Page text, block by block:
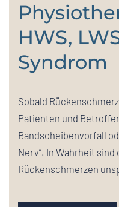
HWS,
Syndrom
Sobald
Patienten und
Bandscheibenvorfall
Nerv“. In Wahrheit sind
Rückenschmerzen